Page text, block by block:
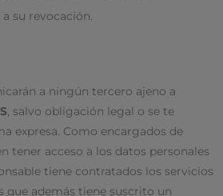
su revocación.
a ningún tercero ajeno a
, salvo obligación legal o se te
expresa. Como encargados de
tener acceso a los datos personales
tiene contratados los servicios
que además tiene suscrito un